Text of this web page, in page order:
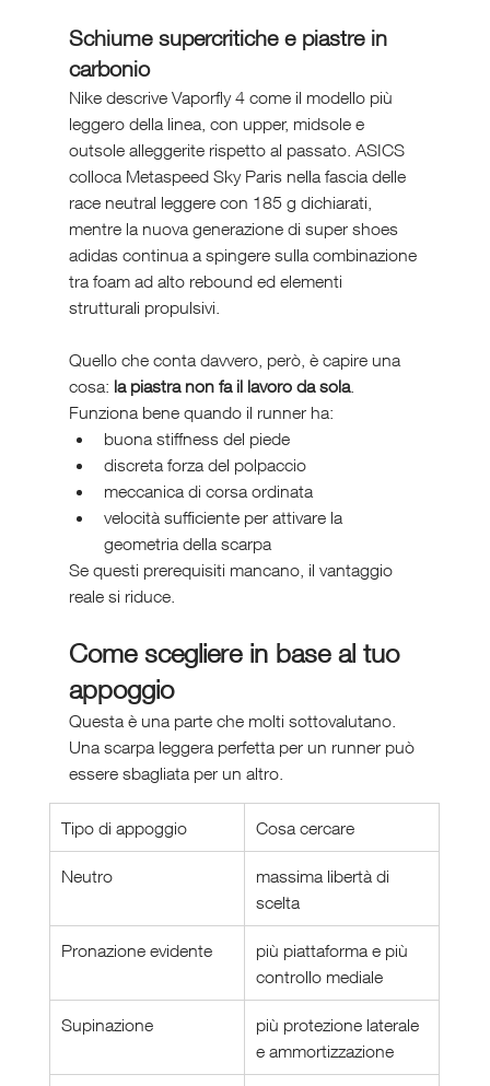
Schiume supercritiche e piastre in
carbonio
Nike descrive Vaporfly 4 come il modello più
leggero della linea, con upper, midsole e
outsole alleggerite rispetto al passato. ASICS
colloca Metaspeed Sky Paris nella fascia delle
race neutral leggere con 185 g dichiarati,
mentre la nuova generazione di super shoes
adidas continua a spingere sulla combinazione
tra foam ad alto rebound ed elementi
strutturali propulsivi.
Quello che conta davvero, però, è capire una
cosa: la piastra non fa il lavoro da sola.
Funziona bene quando il runner ha:
buona stiffness del piede
discreta forza del polpaccio
meccanica di corsa ordinata
velocità sufficiente per attivare la
geometria della scarpa
Se questi prerequisiti mancano, il vantaggio
reale si riduce.
Come scegliere in base al tuo
appoggio
Questa è una parte che molti sottovalutano.
Una scarpa leggera perfetta per un runner può
essere sbagliata per un altro.
Tipo di appoggio Cosa cercare
Neutro
massima libertà di
scelta
Pronazione evidente
più piattaforma e più
controllo mediale
Supinazione
più protezione laterale
e ammortizzazione